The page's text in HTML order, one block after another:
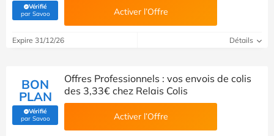
Vérifié
par Savoo(Vérifié par Savoo) Activer l’Offre
Expire 31/12/26 Détails
BON
PLAN
Vérifié
par Savoo(Vérifié par Savoo)
Offres Professionnels : vos envois de colis
des 3,33€ chez Relais Colis
Activer l’Offre